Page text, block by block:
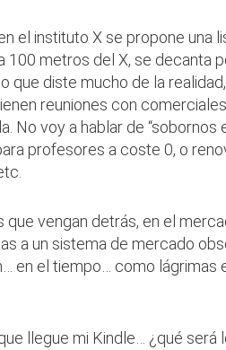
el instituto X se propone una
100 metros del X, se decanta
que diste mucho de la
reuniones con
No voy a hablar de “sobornos
profesores a coste 0, o
que vengan detrás, en el
a un sistema de mercado
en el tiempo… como lágrimas
llegue mi Kindle… ¿qué será